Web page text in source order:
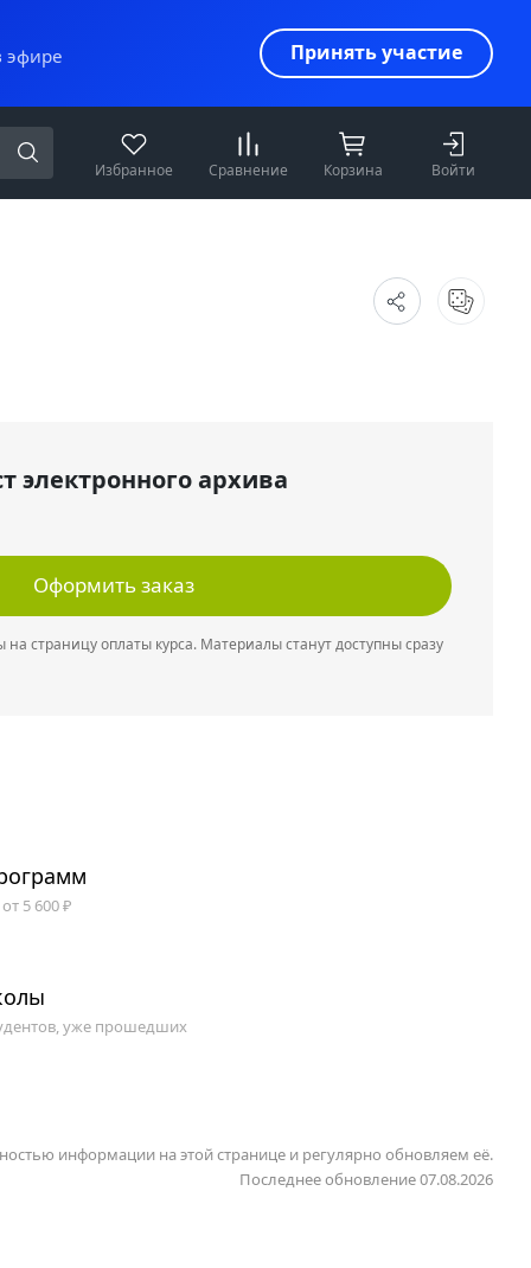
эфире Принять участие
Избранное Сравнение Корзина Войти
электронного архива
Оформить заказ
страницу оплаты курса. Материалы станут доступны сразу
5 600 ₽
уже прошедших
информации на этой странице и регулярно обновляем её.
Последнее обновление 07.08.2026